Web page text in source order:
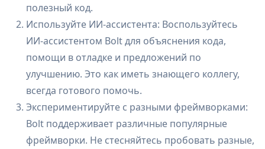
полезный код.
Используйте ИИ-ассистента: Воспользуйтесь
ИИ-ассистентом Bolt для объяснения кода,
помощи в отладке и предложений по
улучшению. Это как иметь знающего коллегу,
всегда готового помочь.
Экспериментируйте с разными фреймворками:
Bolt поддерживает различные популярные
фреймворки. Не стесняйтесь пробовать разные,